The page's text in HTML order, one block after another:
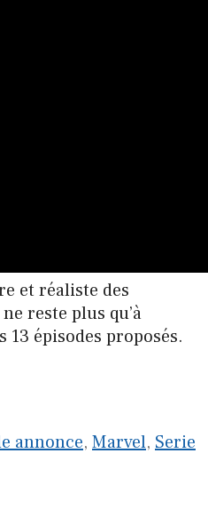
et réaliste des
reste plus qu’à
épisodes proposés.
annonce, Marvel, Serie